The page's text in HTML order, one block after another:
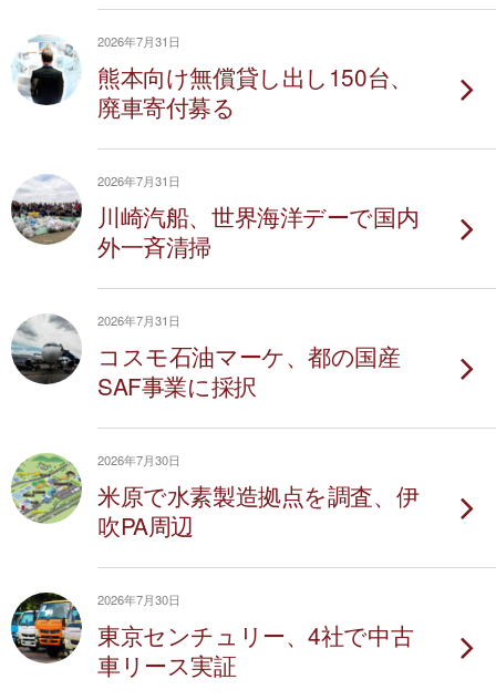
2026年7月31日
熊本向け無償貸し出し150台、
廃車寄付募る
2026年7月31日
川崎汽船、世界海洋デーで国内
外一斉清掃
2026年7月31日
コスモ石油マーケ、都の国産
SAF事業に採択
2026年7月30日
米原で水素製造拠点を調査、伊
吹PA周辺
2026年7月30日
東京センチュリー、4社で中古
車リース実証